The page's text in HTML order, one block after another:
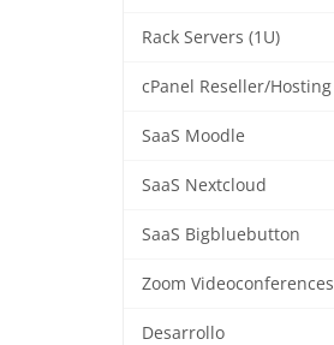
Rack Servers (1U)
cPanel Reseller/Hosting
SaaS Moodle
SaaS Nextcloud
SaaS Bigbluebutton
Zoom Videoconferences
Desarrollo